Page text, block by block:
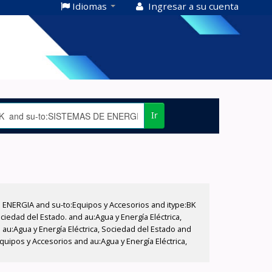
Idiomas Ingresar a su cuenta
Ir
and su-to:Equipos y Accesorios and itype:BK
del Estado. and au:Agua y Energía Eléctrica,
y Energía Eléctrica, Sociedad del Estado and
y Accesorios and au:Agua y Energía Eléctrica,